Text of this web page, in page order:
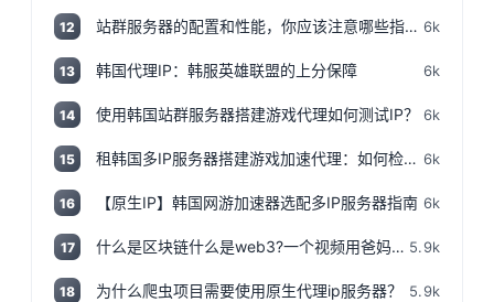
12 站群服务器的配置和性能，你应该注意哪些指标和参数？ 6k
13 韩国代理IP：韩服英雄联盟的上分保障 6k
14 使用韩国站群服务器搭建游戏代理如何测试IP？ 6k
15 租韩国多IP服务器搭建游戏加速代理：如何检测IP地址是否为本地IP 6k
16 【原生IP】韩国网游加速器选配多IP服务器指南 6k
17 什么是区块链什么是web3?一个视频用爸妈都能听得懂的话说清楚,撸空投入门视频! 5.9k
18 为什么爬虫项目需要使用原生代理ip服务器？ 5.9k